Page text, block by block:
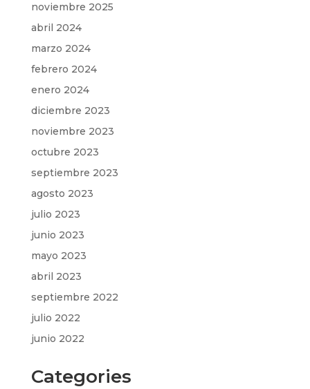
noviembre 2025
abril 2024
marzo 2024
febrero 2024
enero 2024
diciembre 2023
noviembre 2023
octubre 2023
septiembre 2023
agosto 2023
julio 2023
junio 2023
mayo 2023
abril 2023
septiembre 2022
julio 2022
junio 2022
Categories